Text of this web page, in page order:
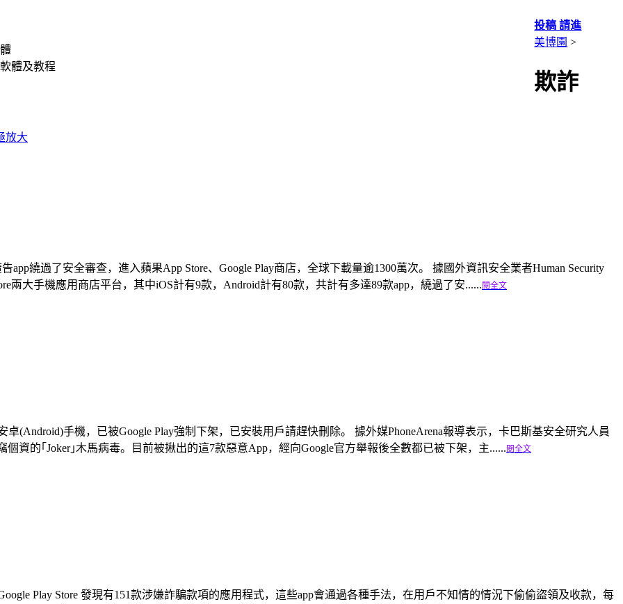
體及教程
投稿 請進
美博園 >
欺詐
app繞過了安全審查，進入蘋果App Store、Google Play商店，全球下載量逾1300萬次。 據國外資訊安全業者Human Security
兩大手機應用商店平台，其中iOS計有9款，Android計有80款，共計有多達89款app，繞過了安...... 閱全文
(Android)手機，已被Google Play強制下架，已安裝用戶請趕快刪除。 據外媒PhoneArena報導表示，卡巴斯基安全研究人員
資的｢Joker｣木馬病毒。目前被揪出的這7款惡意App，經向Google官方舉報後全數都已被下架，主...... 閱全文
Play Store 發現有151款涉嫌詐騙款項的應用程式，這些app會通過各種手法，在用戶不知情的情況下偷偷盜領及收款，每